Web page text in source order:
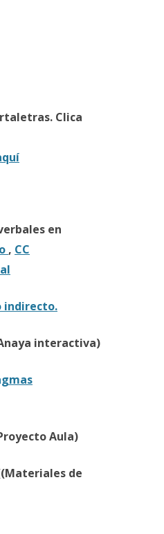
Clica
en
, CC
indirecto.
interactiva)
Aula)
de